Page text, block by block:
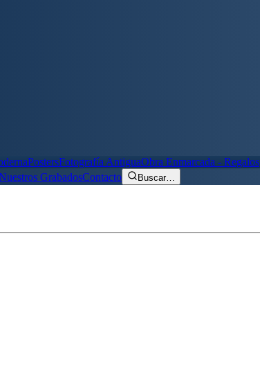
PostersFotografía AntiguaObra Enmarcada - Regalos
GrabadosContacto Buscar…